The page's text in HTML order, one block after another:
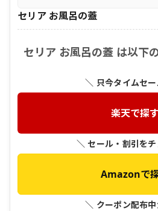
セリア お風呂の蓋
セリア お風呂の蓋 は以下
＼ 只今タイムセ
楽天で探す
＼ セール・割引を
Amazonで
＼ クーポン配布